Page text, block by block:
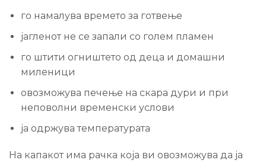
го намалува времето за готвење
јагленот не се запали со голем пламен
го штити огништето од деца и домашни
миленици
овозможува печење на скара дури и при
неповолни временски услови
ја одржува температурата
На капакот има рачка која ви овозможува да ја